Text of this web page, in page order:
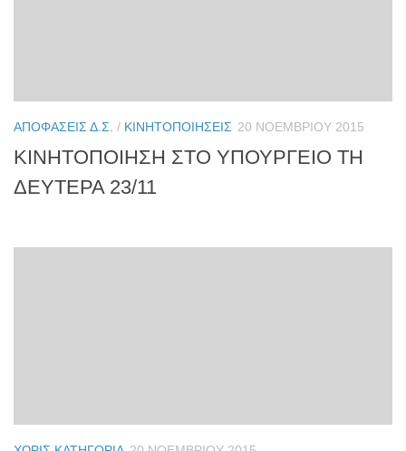
ΑΠΟΦΆΣΕΙΣ Δ.Σ. / ΚΙΝΗΤΟΠΟΙΉΣΕΙΣ 20 ΝΟΕΜΒΡΊΟΥ 2015
ΚΙΝΗΤΟΠΟΙΗΣΗ ΣΤΟ ΥΠΟΥΡΓΕΙΟ ΤΗ
ΔΕΥΤΕΡΑ 23/11